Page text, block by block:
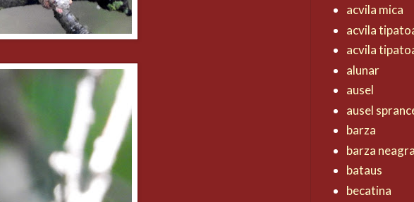
acvila mica
acvila
acvila
alunar
ausel
ausel
barza
barza
bataus
becatina